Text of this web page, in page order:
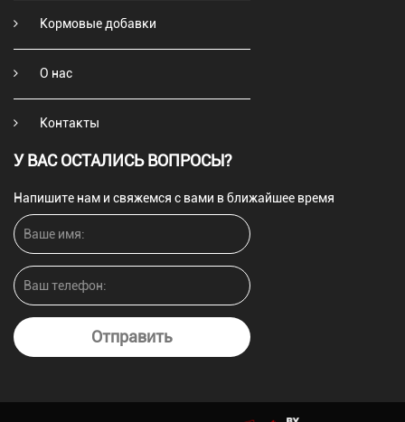
Кормовые добавки
О нас
Контакты
У ВАС ОСТАЛИСЬ ВОПРОСЫ?
Напишите нам и свяжемся с вами в ближайшее время
Отправить